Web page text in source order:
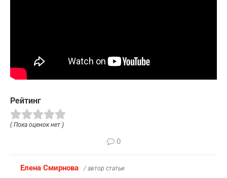
Рейтинг
( Пока оценок нет )
0
Елена Смирнова / автор статьи